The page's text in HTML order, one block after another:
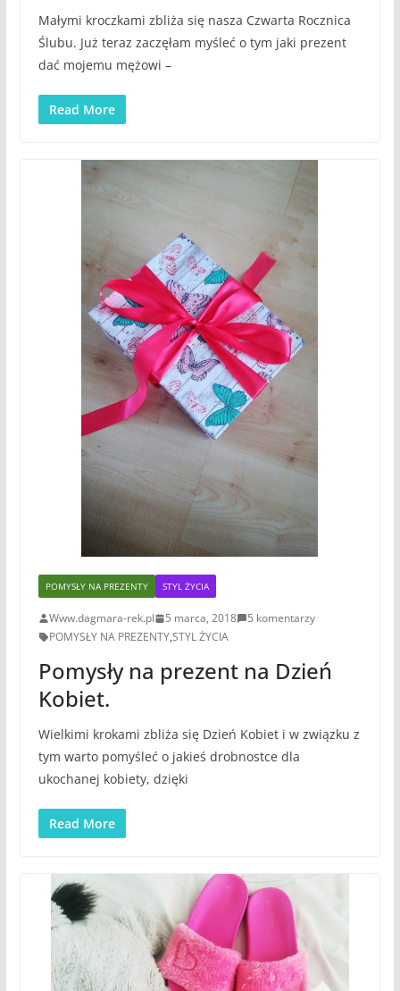
Małymi kroczkami zbliża się nasza Czwarta Rocznica
Ślubu. Już teraz zaczęłam myśleć o tym jaki prezent
dać mojemu mężowi –
Read More
POMYSŁY NA PREZENTY STYL ŻYCIA
Www.dagmara-rek.pl 5 marca, 2018
5 komentarzy
POMYSŁY NA PREZENTY,STYL ŻYCIA
Pomysły na prezent na Dzień
Kobiet.
Wielkimi krokami zbliża się Dzień Kobiet i w związku z
tym warto pomyśleć o jakieś drobnostce dla
ukochanej kobiety, dzięki
Read More